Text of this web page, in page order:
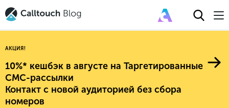
Авторитейл
АКЦИЯ!
10%* кешбэк в августе на Таргетированные
СМС-рассылки
Контакт с новой аудиторией без сбора
номеров